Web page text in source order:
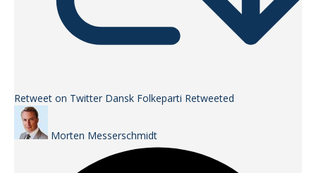
Retweet on Twitter Dansk Folkeparti Retweeted
Morten Messerschmidt